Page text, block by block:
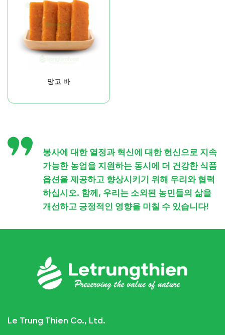
망고 바
봉사에 대한 열정과 혁신에 대한 헌신으로 지속
가능한 농업을 지원하는 동시에 더 건강한 식품
옵션을 제공하고 향상시키기 위해 우리와 협력
하십시오. 함께, 우리는 소외된 농민들의 삶을
개선하고 긍정적인 영향을 미칠 수 있습니다!
Le Trung Thien Co., Ltd.